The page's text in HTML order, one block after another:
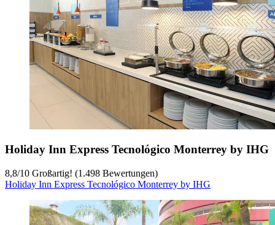
Holiday Inn Express Tecnológico Monterrey by IHG
8,8/10 Großartig! (1.498 Bewertungen)
Holiday Inn Express Tecnológico Monterrey by IHG